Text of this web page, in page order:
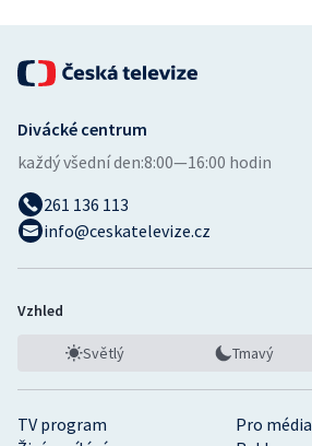
TV program
Pro média
Divácké centrum
každý všední den:8:00—16:00 hodin
261 136 113
info@ceskatelevize.cz
Vzhled
Světlý Tmavý